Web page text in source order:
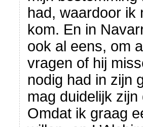
had, waardoor ik
kom. En in
ook al eens, om
vragen of hij
nodig had in zijn
mag duidelijk
Omdat ik graag